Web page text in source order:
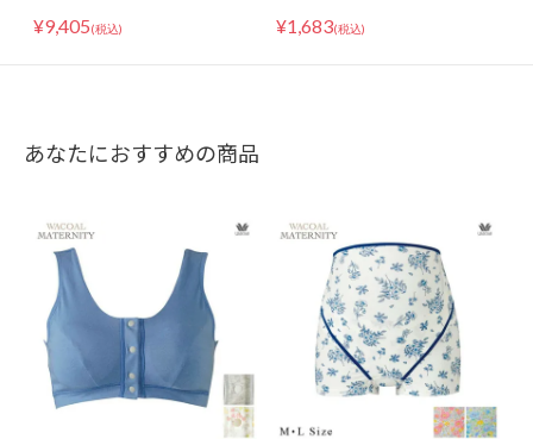
きごこちも快適 デニム調 DRL
¥9,405(税込)
ブラジャー KB1031 ノンスト
¥1,683(税込)
あなたにおすすめの商品